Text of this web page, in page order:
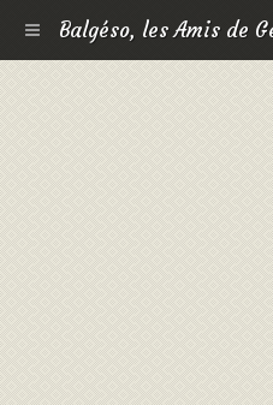
Balgéso, les Amis de